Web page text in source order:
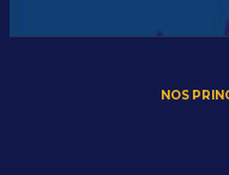
NOS